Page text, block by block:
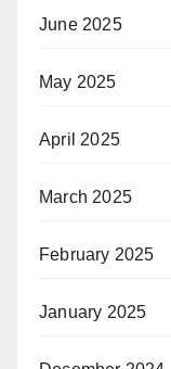
June 2025
May 2025
April 2025
March 2025
February 2025
January 2025